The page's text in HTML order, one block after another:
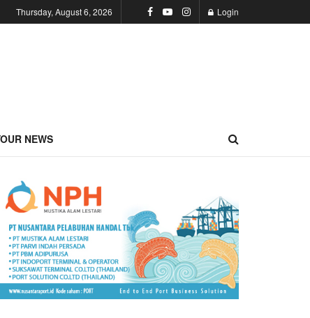
Thursday, August 6, 2026 Login
NEWS